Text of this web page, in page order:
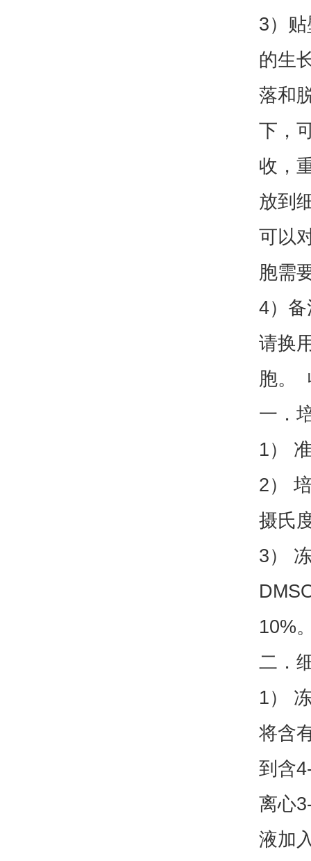
3）
的生
落和
下，
收，
放到
可以
胞需
4）
请换
胞。
一．
1）
2）
摄氏
3）
10%
二．
1）
将含
到含
离心
液加